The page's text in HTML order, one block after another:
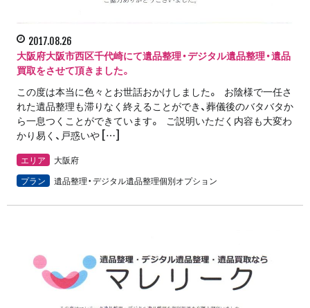
2017.08.26
大阪府大阪市西区千代崎にて遺品整理・デジタル遺品整理・遺品
買取をさせて頂きました。
この度は本当に色々とお世話おかけしました。 お陰様で一任さ
れた遺品整理も滞りなく終えることができ、葬儀後のバタバタか
ら一息つくことができています。 ご説明いただく内容も大変わ
かり易く、戸惑いや […]
エリア
大阪府
プラン
遺品整理・デジタル遺品整理個別オプション